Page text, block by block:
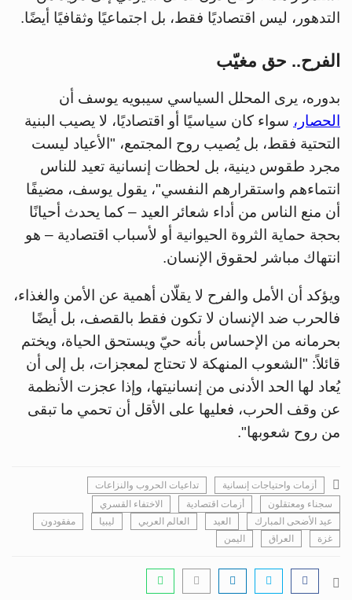
التدهور، ليس اقتصاديًا فقط، بل اجتماعيًا وثقافيًا أيضًا.
الفرح.. حق مغيّب
بدوره، يرى المحلل السياسي سيبويه يوسف أن
الحصار، سواء كان سياسيًا أو اقتصاديًا، لا يصيب البنية
التحتية فقط، بل يُصيب روح المجتمع، "الأعياد ليست
مجرد طقوس دينية، بل لحظات إنسانية تعيد للناس
انتماءهم واستقرارهم النفسي"، يقول يوسف، مضيفًا
أن منع الناس من أداء شعائر العيد – كما يحدث أحيانًا
بحجة حماية الثروة الحيوانية أو لأسباب اقتصادية – هو
انتهاك مباشر لحقوق الإنسان.
ويؤكد أن الأمل والفرح لا يقلّان أهمية عن الأمن والغذاء،
فالحرب ضد الإنسان لا تكون فقط بالقصف، بل أيضًا
بحرمانه من الإحساس بأنه حيّ ويستحق الحياة، ويختم
قائلاً: "الشعوب المنهكة لا تحتاج لمعجزات، بل إلى أن
يُعاد لها الحد الأدنى من إنسانيتها، وإذا عجزت الأنظمة
عن وقف الحرب، فعليها على الأقل أن تحمي ما تبقى
من روح شعوبها".
أزمات واحتياجات إنسانية
تداعيات الحروب والنزاعات
سجناء ومعتقلون
أزمات اقتصادية
الاختفاء القسري
عيد الأضحى المبارك
العيد العالم العربي ليبيا
مفقودون
غزة
العراق اليمن